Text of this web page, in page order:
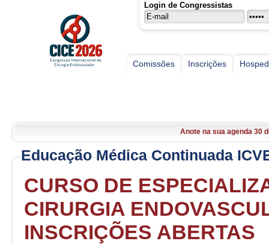
Login de Congressistas
Comissões Inscrições
Anote na sua agenda 30
Inscrições abertas. Faça
Educação Médica Continuada
CURSO DE
CIRURGIA
INSCRIÇÕES ABERTAS